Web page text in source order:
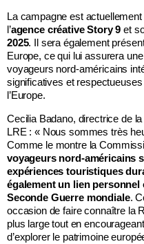
La campagne est
l’agence créative Story 9 et
2025. Il sera également
Europe, ce qui lui assurera
voyageurs nord-américains
significatives et
l’Europe.
Cecilia Badano, directrice de
LRE : « Nous sommes très
Comme le montre la
voyageurs nord-américains
expériences touristiques
également un lien personnel
Seconde Guerre mondiale.
occasion de faire connaître la
plus large tout en
d’explorer le patrimoine